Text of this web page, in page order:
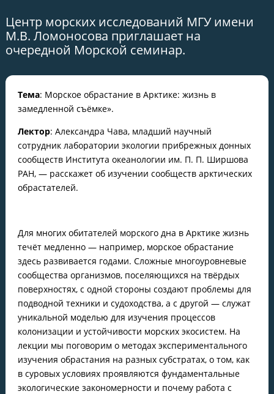
Центр морских исследований МГУ имени
М.В. Ломоносова приглашает на
очередной Морской семинар.
Тема: Морское обрастание в Арктике: жизнь в
замедленной съёмке».
Лектор: Александра Чава, младший научный
сотрудник лаборатории экологии прибрежных донных
сообществ Института океанологии им. П. П. Ширшова
РАН, — расскажет об изучении сообществ арктических
обрастателей.
Для многих обитателей морского дна в Арктике жизнь
течёт медленно — например, морское обрастание
здесь развивается годами. Сложные многоуровневые
сообщества организмов, поселяющихся на твёрдых
поверхностях, с одной стороны создают проблемы для
подводной техники и судоходства, а с другой — служат
уникальной моделью для изучения процессов
колонизации и устойчивости морских экосистем. На
лекции мы поговорим о методах экспериментального
изучения обрастания на разных субстратах, о том, как
в суровых условиях проявляются фундаментальные
экологические закономерности и почему работа с